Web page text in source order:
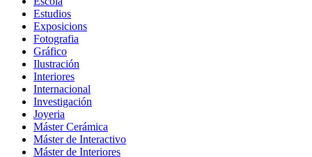
Estudios
Exposicions
Fotografia
Gráfico
Ilustración
Interiores
Internacional
Investigación
Joyeria
Máster Cerámica
Máster de Interactivo
Máster de Interiores